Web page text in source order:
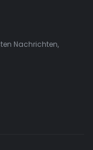
Nachrichten,